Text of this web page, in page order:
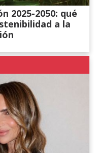
2025-2050: qué
a la